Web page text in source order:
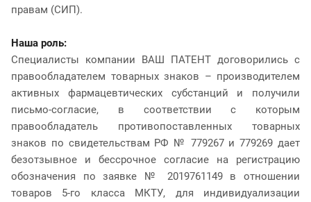
правам (СИП).
Наша роль:
Специалисты компании ВАШ ПАТЕНТ договорились с
правообладателем товарных знаков – производителем
активных фармацевтических субстанций и получили
письмо-согласие, в соответствии с которым
правообладатель противопоставленных товарных
знаков по свидетельствам РФ № 779267 и 779269 дает
безотзывное и бессрочное согласие на регистрацию
обозначения по заявке № 2019761149 в отношении
товаров 5-го класса МКТУ, для индивидуализации